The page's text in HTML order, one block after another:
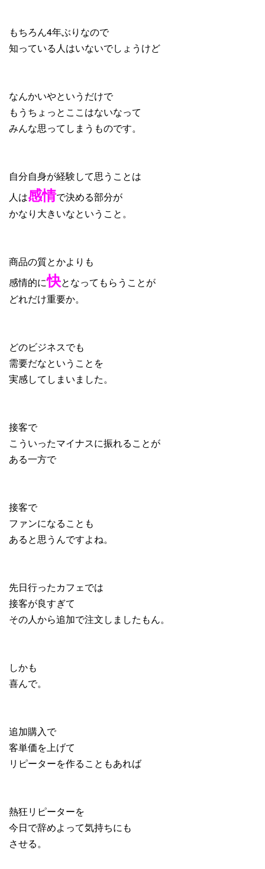
もちろん4年ぶりなので
知っている人はいないでしょうけど
なんかいやというだけで
もうちょっとここはないなって
みんな思ってしまうものです。
自分自身が経験して思うことは
人は感情で決める部分が
かなり大きいなということ。
商品の質とかよりも
感情的に快となってもらうことが
どれだけ重要か。
どのビジネスでも
需要だなということを
実感してしまいました。
接客で
こういったマイナスに振れることが
ある一方で
接客で
ファンになることも
あると思うんですよね。
先日行ったカフェでは
接客が良すぎて
その人から追加で注文しましたもん。
しかも
喜んで。
追加購入で
客単価を上げて
リピーターを作ることもあれば
熱狂リピーターを
今日で辞めよって気持ちにも
させる。